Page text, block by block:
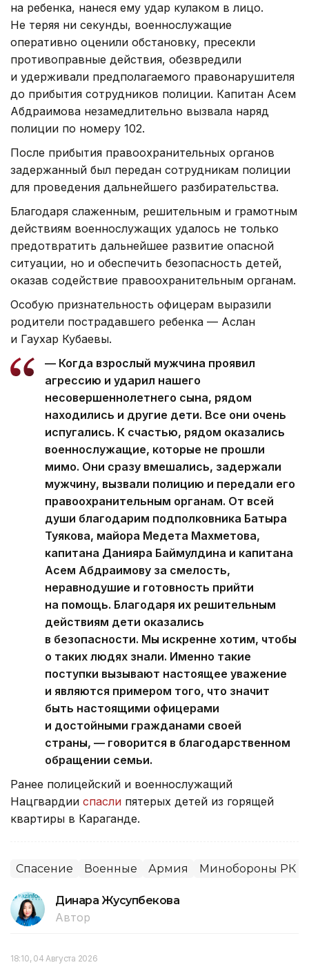
на ребенка, нанеся ему удар кулаком в лицо.
Не теряя ни секунды, военнослужащие
оперативно оценили обстановку, пресекли
противоправные действия, обезвредили
и удерживали предполагаемого правонарушителя
до прибытия сотрудников полиции. Капитан Асем
Абдраимова незамедлительно вызвала наряд
полиции по номеру 102.
После прибытия правоохранительных органов
задержанный был передан сотрудникам полиции
для проведения дальнейшего разбирательства.
Благодаря слаженным, решительным и грамотным
действиям военнослужащих удалось не только
предотвратить дальнейшее развитие опасной
ситуации, но и обеспечить безопасность детей,
оказав содействие правоохранительным органам.
Особую признательность офицерам выразили
родители пострадавшего ребенка — Аслан
и Гаухар Кубаевы.
— Когда взрослый мужчина проявил
агрессию и ударил нашего
несовершеннолетнего сына, рядом
находились и другие дети. Все они очень
испугались. К счастью, рядом оказались
военнослужащие, которые не прошли
мимо. Они сразу вмешались, задержали
мужчину, вызвали полицию и передали его
правоохранительным органам. От всей
души благодарим подполковника Батыра
Туякова, майора Медета Махметова,
капитана Данияра Баймулдина и капитана
Асем Абдраимову за смелость,
неравнодушие и готовность прийти
на помощь. Благодаря их решительным
действиям дети оказались
в безопасности. Мы искренне хотим, чтобы
о таких людях знали. Именно такие
поступки вызывают настоящее уважение
и являются примером того, что значит
быть настоящими офицерами
и достойными гражданами своей
страны, — говорится в благодарственном
обращении семьи.
Ранее полицейский и военнослужащий
Нацгвардии спасли пятерых детей из горящей
квартиры в Караганде.
Спасение Военные Армия Минобороны РК
Динара Жусупбекова
Автор
18:10, 04 Августа 2026